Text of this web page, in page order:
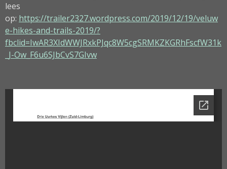
lees
op: https://trailer2327.wordpress.com/2019/12/19/veluw
e-hikes-and-trails-2019/?
fbclid=IwAR3XIdWWJRxkPJqc8W5cgSRMKZKGRhFscfW31k
_J-Ow_F6u6SJbCvS7GIvw